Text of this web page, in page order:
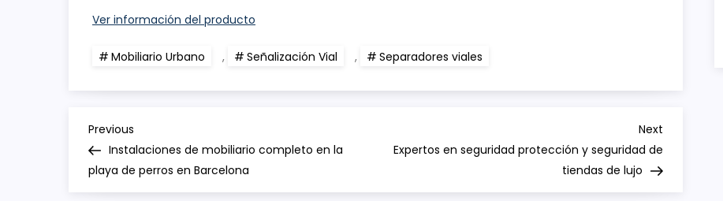
Ver información del producto
Mobiliario Urbano , Señalización Vial , Separadores viales
N
a
Previous
Post
Previous
Instalaciones de mobiliario completo en la
playa de perros en Barcelona
Next
Expertos en seguridad protección y seguridad de
tiendas de lujo